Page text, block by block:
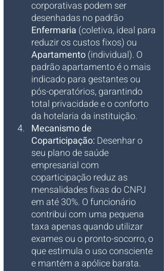
corporativas podem ser
desenhadas no padrão
Enfermaria (coletiva, ideal para
reduzir os custos fixos) ou
Apartamento (individual). O
padrão apartamento é o mais
indicado para gestantes ou
pós-operatórios, garantindo
total privacidade e o conforto
da hotelaria da instituição.
Mecanismo de
Coparticipação: Desenhar o
seu plano de saúde
empresarial com
coparticipação reduz as
mensalidades fixas do CNPJ
em até 30%. O funcionário
contribui com uma pequena
taxa apenas quando utilizar
exames ou o pronto-socorro, o
que estimula o uso consciente
e mantém a apólice barata.